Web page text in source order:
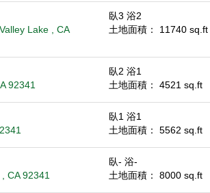
Lake , CA
臥3 浴2
土地面積： 11740 sq.ft
92341
臥2 浴1
土地面積： 4521 sq.ft
臥1 浴1
土地面積： 5562 sq.ft
CA 92341
臥- 浴-
土地面積： 8000 sq.ft